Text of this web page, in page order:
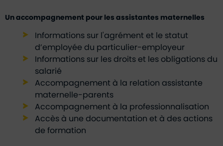
Un accompagnement pour les assistantes maternelles
Informations sur l'agrément et le statut
d’employée du particulier-employeur
Informations sur les droits et les obligations du
salarié
Accompagnement à la relation assistante
maternelle-parents
Accompagnement à la professionnalisation
Accès à une documentation et à des actions
de formation